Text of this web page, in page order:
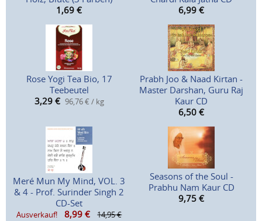
1,69 €
6,99 €
Rose Yogi Tea Bio, 17
Teebeutel
3,29 € 96,76 € / kg
Prabh Joo & Naad Kirtan -
Master Darshan, Guru Raj
Kaur CD
6,50 €
Meré Mun My Mind, VOL. 3
& 4 - Prof. Surinder Singh 2
CD-Set
Ausverkauf! 8,99 € 14,95 €
Seasons of the Soul -
Prabhu Nam Kaur CD
9,75 €